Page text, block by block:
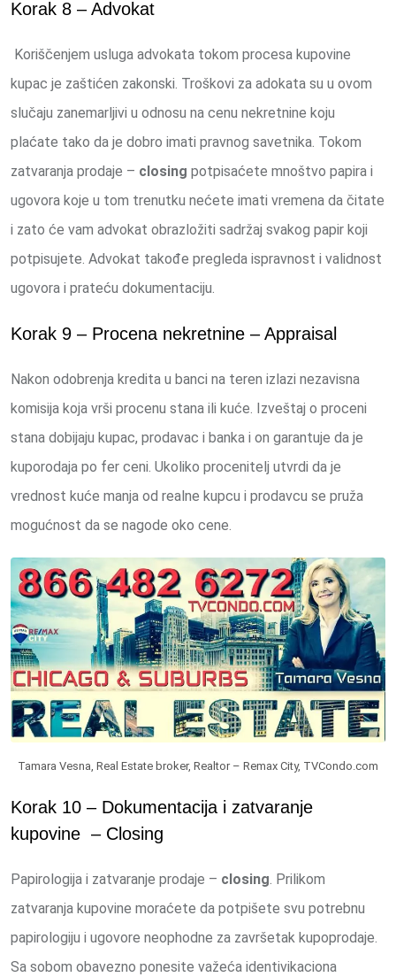
Korak 8 – Advokat
Koriščenjem usluga advokata tokom procesa kupovine
kupac je zaštićen zakonski. Troškovi za adokata su u ovom
slučaju zanemarljivi u odnosu na cenu nekretnine koju
plaćate tako da je dobro imati pravnog savetnika. Tokom
zatvaranja prodaje – closing potpisaćete mnoštvo papira i
ugovora koje u tom trenutku nećete imati vremena da čitate
i zato će vam advokat obrazložiti sadržaj svakog papir koji
potpisujete. Advokat takođe pregleda ispravnost i validnost
ugovora i prateću dokumentaciju.
Korak 9 – Procena nekretnine – Appraisal
Nakon odobrenja kredita u banci na teren izlazi nezavisna
komisija koja vrši procenu stana ili kuće. Izveštaj o proceni
stana dobijaju kupac, prodavac i banka i on garantuje da je
kuporodaja po fer ceni. Ukoliko procenitelj utvrdi da je
vrednost kuće manja od realne kupcu i prodavcu se pruža
mogućnost da se nagode oko cene.
Tamara Vesna, Real Estate broker, Realtor – Remax City, TVCondo.com
Korak 10 – Dokumentacija i zatvaranje
kupovine – Closing
Papirologija i zatvaranje prodaje – closing. Prilikom
zatvaranja kupovine moraćete da potpišete svu potrebnu
papirologiju i ugovore neophodne za završetak kupoprodaje.
Sa sobom obavezno ponesite važeća identivikaciona